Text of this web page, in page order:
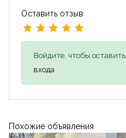
Оставить отзыв
Войдите, чтобы оставить
входа
Похожие объявления